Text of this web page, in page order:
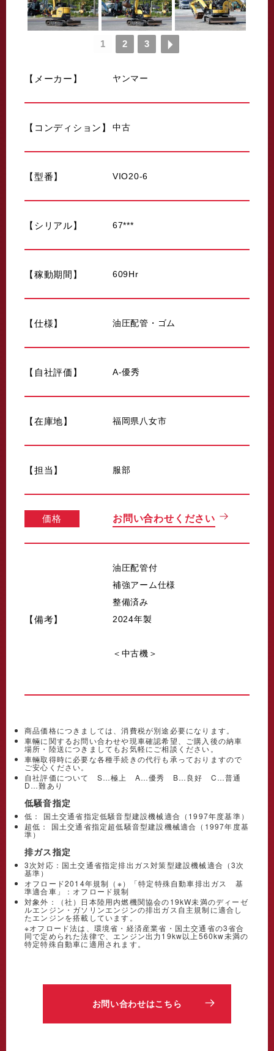
1 2 3
【メーカー】 ヤンマー
【コンディション】 中古
【型番】 VIO20-6
【シリアル】 67***
【稼動期間】 609Hr
【仕様】 油圧配管・ゴム
【自社評価】 A-優秀
【在庫地】 福岡県八女市
【担当】 服部
価格 お問い合わせください
【備考】
油圧配管付
補強アーム仕様
整備済み
2024年製
＜中古機＞
商品価格につきましては、消費税が別途必要になります。
車輛に関するお問い合わせや現車確認希望、ご購入後の納車
場所・陸送につきましてもお気軽にご相談ください。
車輛取得時に必要な各種手続きの代行も承っておりますので
ご安心ください。
自社評価について S…極上 A…優秀 B…良好 C…普通
D…難あり
低騒音指定
低： 国土交通省指定低騒音型建設機械適合（1997年度基準）
超低： 国土交通省指定超低騒音型建設機械適合（1997年度基
準）
排ガス指定
3次対応：国土交通省指定排出ガス対策型建設機械適合（3次
基準）
オフロード2014年規制（※）「特定特殊自動車排出ガス 基
準適合車」：オフロード規制
対象外：（社）日本陸用内燃機関協会の19kW未満のディーゼ
ルエンジン・ガソリンエンジンの排出ガス自主規制に適合し
たエンジンを搭載しています。
※オフロード法は、環境省・経済産業省・国土交通省の3省合
同で定められた法律で、エンジン出力19kw以上560kw未満の
特定特殊自動車に適用されます。
お問い合わせはこちら